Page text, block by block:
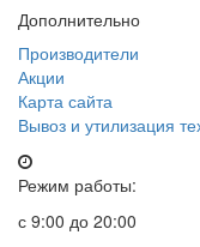
Дополнительно
Производители
Акции
Карта сайта
Вывоз и утилизация
Режим работы:
с 9:00 до 20:00